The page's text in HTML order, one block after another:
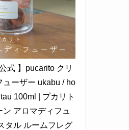
式 】pucarito クリ
ューザー ukabu / ho
100ml | プカリト
アロマディフュ
タル ルームフレグ